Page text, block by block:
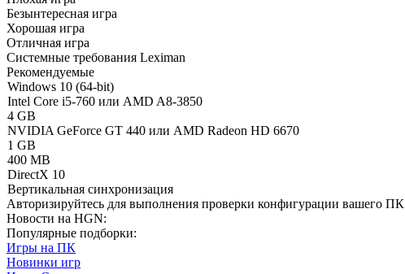
Безынтересная игра
Хорошая игра
Отличная игра
Системные требования Leximan
Рекомендуемые
Windows 10 (64-bit)
Intel Core i5-760 или AMD A8-3850
4 GB
NVIDIA GeForce GT 440 или AMD Radeon HD 6670
1 GB
400 MB
DirectX 10
Вертикальная синхронизация
Авторизируйтесь для выполнения проверки конфигурации вашего ПК
Новости на HGN:
Популярные подборки:
Игры на ПК
Новинки игр